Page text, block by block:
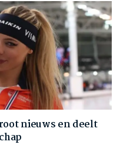
nieuws en deelt